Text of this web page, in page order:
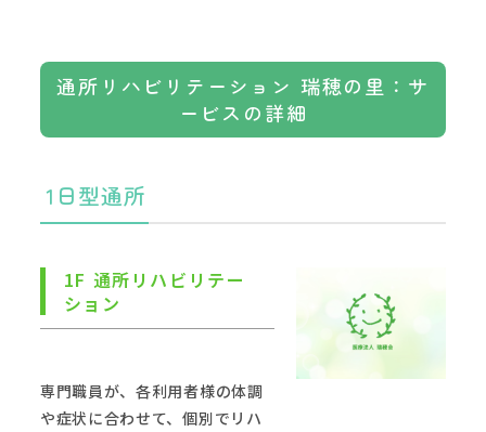
通所リハビリテーション 瑞穂の里：サ
ービスの詳細
1日型通所
1F 通所リハビリテー
ション
専門職員が、各利用者様の体調
や症状に合わせて、個別でリハ